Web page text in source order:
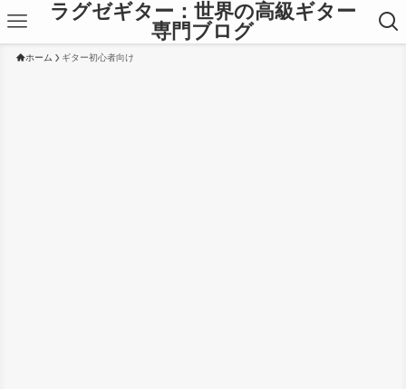
ラグゼギター：世界の高級ギター
専門ブログ
ホーム ギター初心者向け